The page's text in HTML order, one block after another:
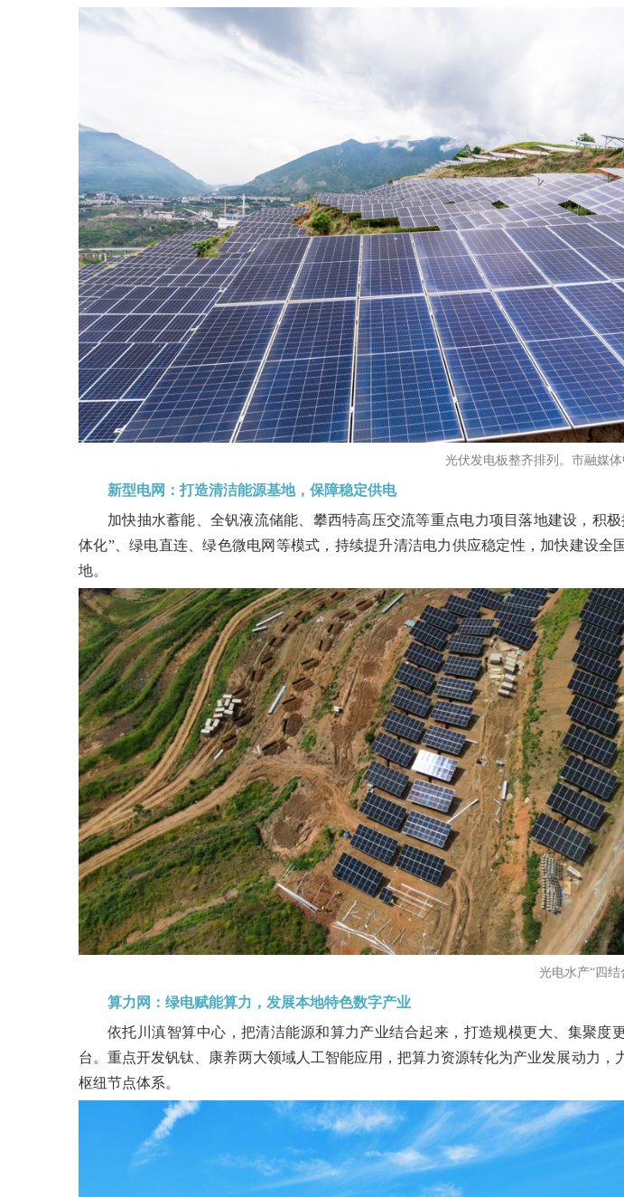
光伏发电板整齐排列。市融媒
新型电网：打造清洁能源基地，保障稳定供电
加快抽水蓄能、全钒液流储能、攀西特高压交流等重点电力项目落地建设，积
体化”、绿电直连、绿色微电网等模式，持续提升清洁电力供应稳定性，加快建设全
地。
光电水产“四
算力网：绿电赋能算力，发展本地特色数字产业
依托川滇智算中心，把清洁能源和算力产业结合起来，打造规模更大、集聚度
台。重点开发钒钛、康养两大领域人工智能应用，把算力资源转化为产业发展动力，
枢纽节点体系。